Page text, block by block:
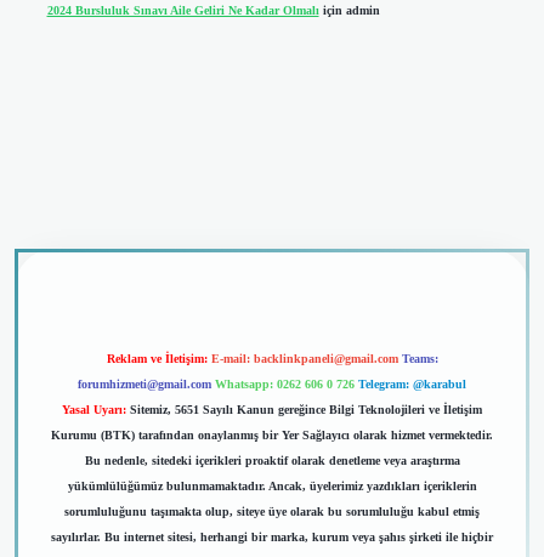
2024 Bursluluk Sınavı Aile Geliri Ne Kadar Olmalıiçin admin
Reklam ve İletişim: E-mail: backlinkpaneli@gmail.com Teams:
forumhizmeti@gmail.com Whatsapp: 0262 606 0 726 Telegram: @karabul
Yasal Uyarı: Sitemiz, 5651 Sayılı Kanun gereğince Bilgi Teknolojileri ve İletişim
Kurumu (BTK) tarafından onaylanmış bir Yer Sağlayıcı olarak hizmet vermektedir.
Bu nedenle, sitedeki içerikleri proaktif olarak denetleme veya araştırma
yükümlülüğümüz bulunmamaktadır. Ancak, üyelerimiz yazdıkları içeriklerin
sorumluluğunu taşımakta olup, siteye üye olarak bu sorumluluğu kabul etmiş
sayılırlar. Bu internet sitesi, herhangi bir marka, kurum veya şahıs şirketi ile hiçbir